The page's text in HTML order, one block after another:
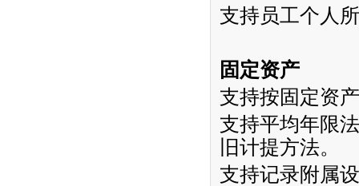
支持员工个人
固定资产
支持按固定资
支持平均年限
旧计提方法。
支持记录附属